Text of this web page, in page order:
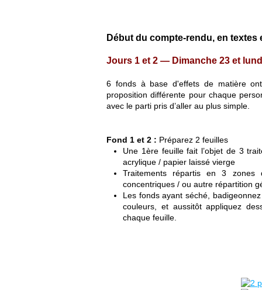
Début du compte-rendu, en
Jours 1 et 2 — Dimanche 23 et
6 fonds à base d'effets de matière
proposition différente pour chaque
avec le parti pris d’aller au plus simple.
Fond 1 et 2 : Préparez 2 feuilles
Une 1ère feuille fait l’objet de 3
acrylique / papier laissé vierge
Traitements répartis en 3
concentriques / ou autre répartition
Les fonds ayant séché,
couleurs, et aussitôt appliquez
chaque feuille.